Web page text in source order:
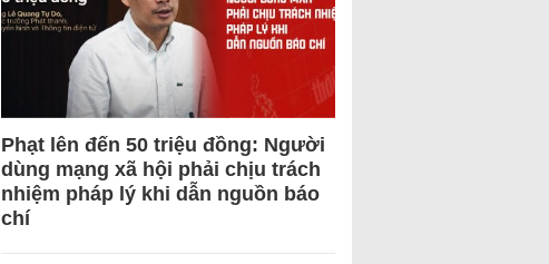
Phạt lên đến 50 triệu đồng: Người
dùng mạng xã hội phải chịu trách
nhiệm pháp lý khi dẫn nguồn báo
chí